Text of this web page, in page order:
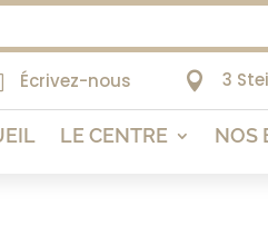
Écrivez-nous  3
LE CENTRE NOS